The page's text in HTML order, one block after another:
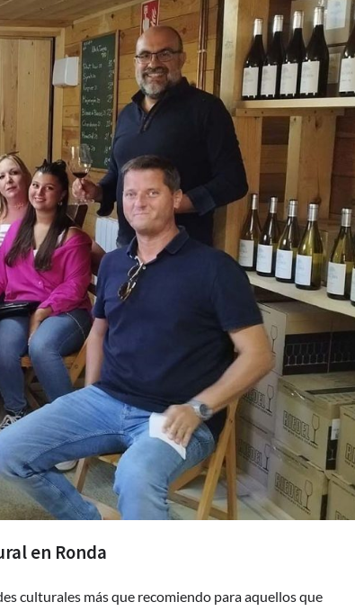
en Ronda
culturales más que recomiendo para aquellos que